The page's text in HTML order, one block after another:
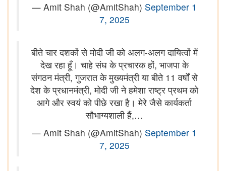
— Amit Shah (@AmitShah) September 1
7, 2025
बीते चार दशकों से मोदी जी को अलग-अलग दायित्वों में
देख रहा हूँ। चाहे संघ के प्रचारक हों, भाजपा के
संगठन मंत्री, गुजरात के मुख्यमंत्री या बीते 11 वर्षों से
देश के प्रधानमंत्री, मोदी जी ने हमेशा राष्ट्र प्रथम को
आगे और स्वयं को पीछे रखा है। मेरे जैसे कार्यकर्ता
सौभाग्यशाली हैं,…
— Amit Shah (@AmitShah) September 1
7, 2025